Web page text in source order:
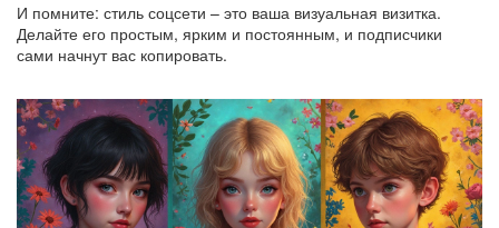
И помните: стиль соцсети – это ваша визуальная визитка.
Делайте его простым, ярким и постоянным, и подписчики
сами начнут вас копировать.